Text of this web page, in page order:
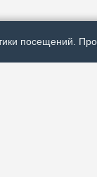
посещений.